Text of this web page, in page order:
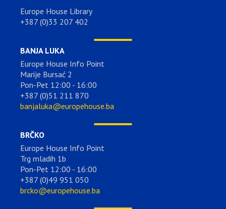
Europe House Library
+387 (0)33 207 402
BANJA LUKA
Europe House Info Point
Marije Bursać 2
Pon-Pet 12:00 - 16:00
+387 (0)51 211 870
banjaluka@europehouse.ba
BRČKO
Europe House Info Point
Trg mladih 1b
Pon-Pet 12:00 - 16:00
+387 (0)49 951 050
brcko@europehouse.ba